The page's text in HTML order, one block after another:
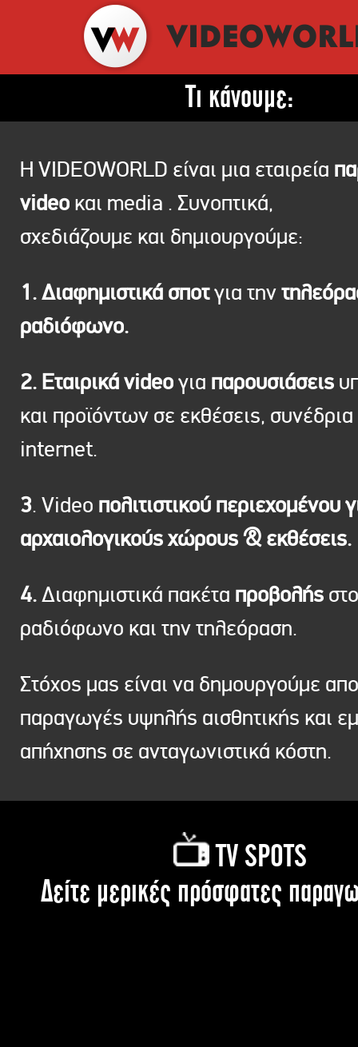
Τι κάνουμε:
Η VIDEOWORLD είναι μια εταιρεία
video και media . Συνοπτικά,
σχεδιάζουμε και δημιουργούμε:
1. Διαφημιστικά σποτγια την
ραδιόφωνο.
2. Εταιρικά videoγια παρουσιάσεις
και προϊόντων σε εκθέσεις, συνέδρια
internet.
3. Video πολιτιστικού περιεχομένου
αρχαιολογικούς χώρους & εκθέσεις.
4.Διαφημιστικά πακέτα προβολής στο
ραδιόφωνο και την τηλεόραση.
Στόχος μας είναι να δημουργούμε
παραγωγές υψηλής αισθητικής και
απήχησης σε ανταγωνιστικά κόστη.
TV SPOTS
Δείτε μερικές πρόσφατες